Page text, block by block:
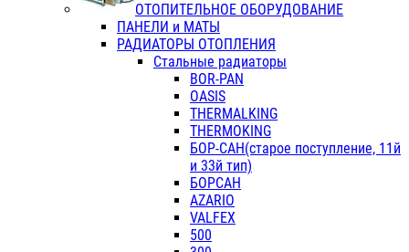
ОТОПИТЕЛЬНОЕ ОБОРУДОВАНИЕ
ПАНЕЛИ и МАТЫ
РАДИАТОРЫ ОТОПЛЕНИЯ
Стальные радиаторы
BOR-PAN
OASIS
THERMALKING
THERMOKING
БОР-САН(старое поступление, 11й
и 33й тип)
БОРСАН
AZARIO
VALFEX
500